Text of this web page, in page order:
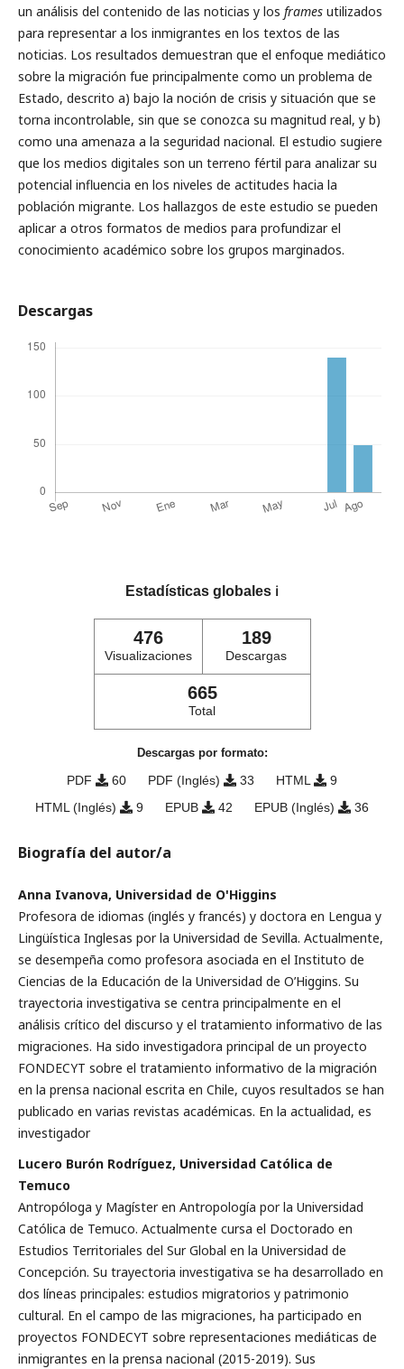
un análisis del contenido de las noticias y los framesutilizados
para representar a los inmigrantes en los textos de las
noticias. Los resultados demuestran que el enfoque mediático
sobre la migración fue principalmente como un problema de
Estado, descrito a) bajo la noción de crisis y situación que se
torna incontrolable, sin que se conozca su magnitud real, y b)
como una amenaza a la seguridad nacional. El estudio sugiere
que los medios digitales son un terreno fértil para analizar su
potencial influencia en los niveles de actitudes hacia la
población migrante. Los hallazgos de este estudio se pueden
aplicar a otros formatos de medios para profundizar el
conocimiento académico sobre los grupos marginados.
Descargas
Estadísticas globales ℹ️
476
Visualizaciones
189
Descargas
665
Total
Descargas por formato:
PDF 60 PDF (Inglés) 33 HTML
9
HTML (Inglés)
9 EPUB 42 EPUB (Inglés) 36
Biografía del autor/a
Anna Ivanova, Universidad de O'Higgins
Profesora de idiomas (inglés y francés) y doctora en Lengua y
Lingüística Inglesas por la Universidad de Sevilla. Actualmente,
se desempeña como profesora asociada en el Instituto de
Ciencias de la Educación de la Universidad de O’Higgins. Su
trayectoria investigativa se centra principalmente en el
análisis crítico del discurso y el tratamiento informativo de las
migraciones. Ha sido investigadora principal de un proyecto
FONDECYT sobre el tratamiento informativo de la migración
en la prensa nacional escrita en Chile, cuyos resultados se han
publicado en varias revistas académicas. En la actualidad, es
investigador
Lucero Burón Rodríguez, Universidad Católica de
Temuco
Antropóloga y Magíster en Antropología por la Universidad
Católica de Temuco. Actualmente cursa el Doctorado en
Estudios Territoriales del Sur Global en la Universidad de
Concepción. Su trayectoria investigativa se ha desarrollado en
dos líneas principales: estudios migratorios y patrimonio
cultural. En el campo de las migraciones, ha participado en
proyectos FONDECYT sobre representaciones mediáticas de
inmigrantes en la prensa nacional (2015-2019). Sus